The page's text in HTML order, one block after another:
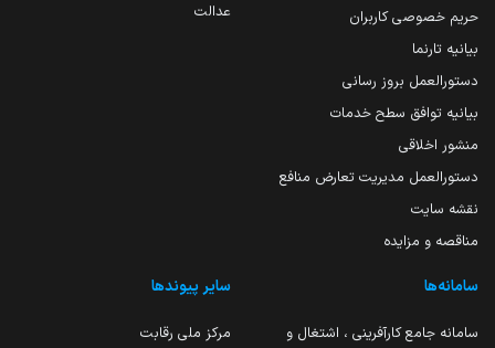
حریم خصوصی کاربران
بیانیه تارنما
دستورالعمل بروز رسانی
بیانیه توافق سطح خدمات
منشور اخلاقی
دستورالعمل مدیریت تعارض منافع
نقشه سایت
مناقصه و مزایده
عدالت
سامانه‌ها
سامانه جامع کارآفرینی ، اشتغال و
سایر پیوندها
مرکز ملی رقابت